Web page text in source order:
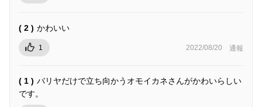
( 2 ) かわいい
1 2022/08/20 通報
( 1 ) バリヤだけで立ち向かうオモイカネさんがかわいらしい
です。